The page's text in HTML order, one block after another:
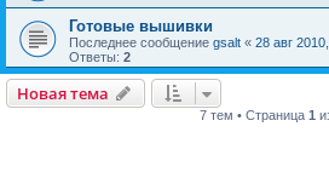
Готовые вышивки
Последнее сообщение gsalt « 28 авг
Ответы: 2
Новая тема
7 тем • Страница 1